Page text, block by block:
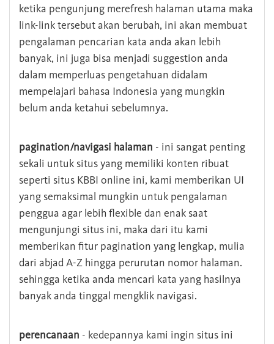
ketika pengunjung merefresh halaman utama maka
link-link tersebut akan berubah, ini akan membuat
pengalaman pencarian kata anda akan lebih
banyak, ini juga bisa menjadi suggestion anda
dalam memperluas pengetahuan didalam
mempelajari bahasa Indonesia yang mungkin
belum anda ketahui sebelumnya.
pagination/navigasi halaman - ini sangat penting
sekali untuk situs yang memiliki konten ribuat
seperti situs KBBI online ini, kami memberikan UI
yang semaksimal mungkin untuk pengalaman
penggua agar lebih flexible dan enak saat
mengunjungi situs ini, maka dari itu kami
memberikan fitur pagination yang lengkap, mulia
dari abjad A-Z hingga perurutan nomor halaman.
sehingga ketika anda mencari kata yang hasilnya
banyak anda tinggal mengklik navigasi.
perencanaan - kedepannya kami ingin situs ini